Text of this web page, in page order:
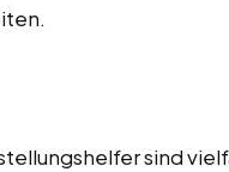
sind